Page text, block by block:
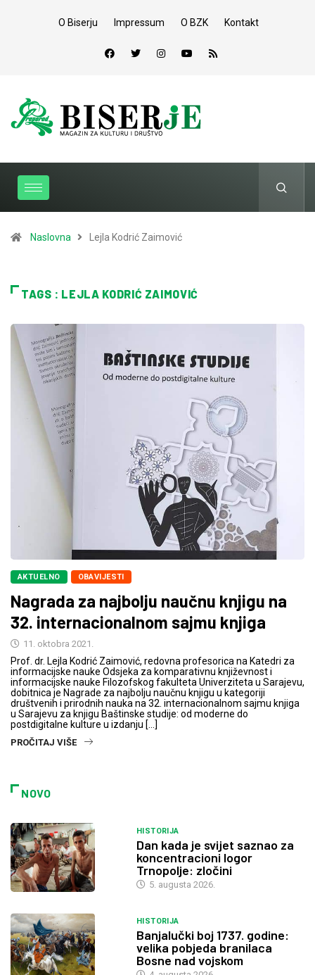
O Biserju Impressum O BZK Kontakt
Naslovna Lejla Kodrić Zaimović
TAGS : LEJLA KODRIĆ ZAIMOVIĆ
AKTUELNO OBAVIJESTI
Nagrada za najbolju naučnu knjigu na
32. internacionalnom sajmu knjiga
11. oktobra 2021.
Prof. dr. Lejla Kodrić Zaimović, redovna profesorica na Katedri za
informacijske nauke Odsjeka za komparativnu književnost i
informacijske nauke Filozofskog fakulteta Univerziteta u Sarajevu,
dobitnica je Nagrade za najbolju naučnu knjigu u kategoriji
društvenih i prirodnih nauka na 32. internacionalnom sajmu knjiga
u Sarajevu za knjigu Baštinske studije: od moderne do
postdigitalne kulture u izdanju […]
PROČITAJ VIŠE
NOVO
HISTORIJA
Dan kada je svijet saznao za
koncentracioni logor
Trnopolje: zločini
5. augusta 2026.
HISTORIJA
Banjalučki boj 1737. godine:
velika pobjeda branilaca
Bosne nad vojskom